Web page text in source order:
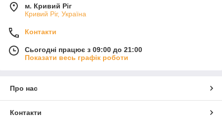
м. Кривий Ріг
Кривий Ріг, Україна
Контакти
Сьогодні працює з 09:00 до 21:00
Показати весь графік роботи
Про нас
Контакти